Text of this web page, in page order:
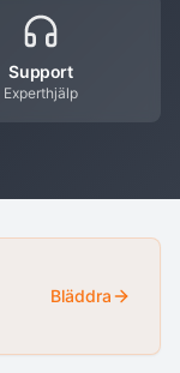
Support
Experthjälp
Bläddra